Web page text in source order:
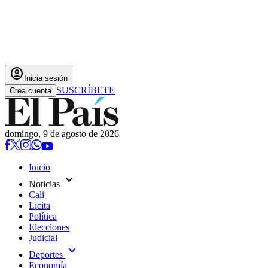
account_circle Inicia sesión
Crea cuenta SUSCRÍBETE
domingo, 9 de agosto de 2026
Inicio
Noticias expand_more
Cali
Licita
Política
Elecciones
Judicial
Deportes expand_more
Economía